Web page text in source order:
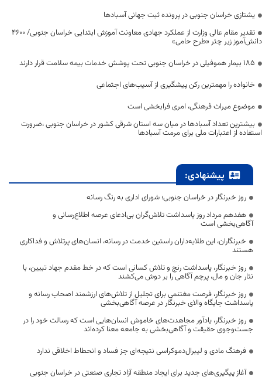
یشتازی خراسان جنوبی در پرونده ثبت جهانی آسبادها
تقدیر مقام عالی وزارت از عملکرد جهادی معاونت آموزش ابتدایی خراسان جنوبی/ ۴۶۰۰
دانش‌آموز زیر چتر «طرح حامی»
۱۸۵ بیمار هموفیلی در خراسان جنوبی تحت پوشش خدمات بیمه سلامت قرار دارند
خانواده را مهمترین رکن پیشگیری از آسیب‌های اجتماعی
موضوع میراث فرهنگی، امری فرابخشی است
بیشترین تعداد آسبادها در میان سه استان شرقی کشور در خراسان جنوبی ،ضرورت
استفاده از اعتبارات ملی برای مرمت آسبادها
پیشنهادی:
روز خبرنگار در خراسان جنوبی؛ شورای اداری به رنگ رسانه
هفدهم مرداد روز پاسداشت تلاش‌گران بی‌ادعای عرصه اطلاع‌رسانی و
آگاهی‌بخشی است
خبرنگاران، این طلایه‌داران راستین خدمت در رسانه، انسان‌های پرتلاش و فداکاری
هستند
روز خبرنگار، پاسداشت رنج و تلاش کسانی است که در خط مقدم جهاد تبیین، با
نثار جان و مال، پرچم آگاهی را بر دوش می‌کشند
روز خبرنگار، فرصت مغتنمی برای تجلیل از تلاش‌های ارزشمند اصحاب رسانه و
پاسداشت جایگاه والای خبرنگار در عرصه آگاهی‌بخشی
روز خبرنگار، یادآور مجاهدت‌های خاموش انسان‌هایی است که رسالت خود را در
جست‌وجوی حقیقت و آگاهی‌بخشی به جامعه معنا کرده‌اند
فرهنگ مادی و لیبرال‌دموکراسی نتیجه‌ای جز فساد و انحطاط اخلاقی ندارد
آغاز پیگیری‌های جدید برای ایجاد منطقه آزاد تجاری صنعتی در خراسان جنوبی